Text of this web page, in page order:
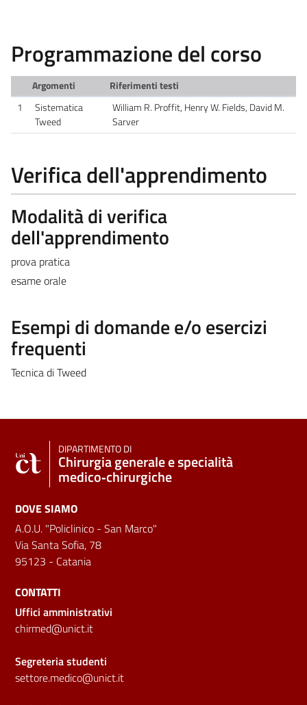
Programmazione del corso
Argomenti
Riferimenti testi
1
Sistematica
Tweed
William R. Proffit, Henry W. Fields, David M.
Sarver
Verifica dell'apprendimento
Modalità di verifica
dell'apprendimento
prova pratica
esame orale
Esempi di domande e/o esercizi
frequenti
Tecnica di Tweed
DIPARTIMENTO DI
Chirurgia generale e specialità
medico‑chirurgiche
DOVE SIAMO
A.O.U. "Policlinico - San Marco"
Via Santa Sofia, 78
95123 - Catania
CONTATTI
Uffici amministrativi
chirmed@unict.it
Segreteria studenti
settore.medico@unict.it